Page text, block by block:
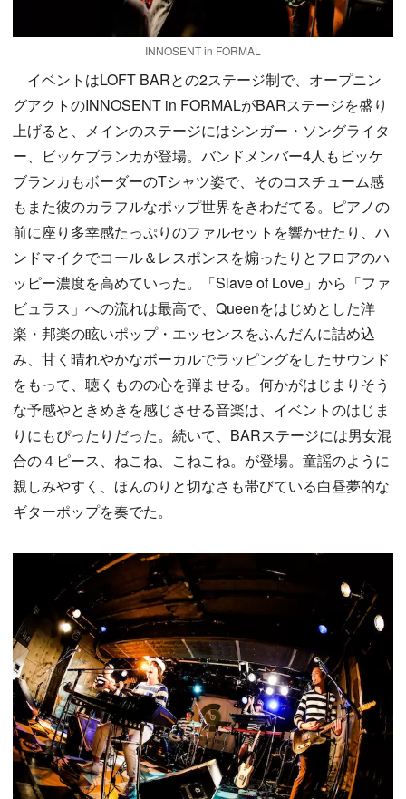
INNOSENT in FORMAL
イベントはLOFT BARとの2ステージ制で、オープニン
グアクトのINNOSENT in FORMALがBARステージを盛り
上げると、メインのステージにはシンガー・ソングライタ
ー、ビッケブランカが登場。バンドメンバー4人もビッケ
ブランカもボーダーのTシャツ姿で、そのコスチューム感
もまた彼のカラフルなポップ世界をきわだてる。ピアノの
前に座り多幸感たっぷりのファルセットを響かせたり、ハ
ンドマイクでコール＆レスポンスを煽ったりとフロアのハ
ッピー濃度を高めていった。「Slave of Love」から「ファ
ビュラス」への流れは最高で、Queenをはじめとした洋
楽・邦楽の眩いポップ・エッセンスをふんだんに詰め込
み、甘く晴れやかなボーカルでラッピングをしたサウンド
をもって、聴くものの心を弾ませる。何かがはじまりそう
な予感やときめきを感じさせる音楽は、イベントのはじま
りにもぴったりだった。続いて、BARステージには男女混
合の４ピース、ねこね、こねこね。が登場。童謡のように
親しみやすく、ほんのりと切なさも帯びている白昼夢的な
ギターポップを奏でた。